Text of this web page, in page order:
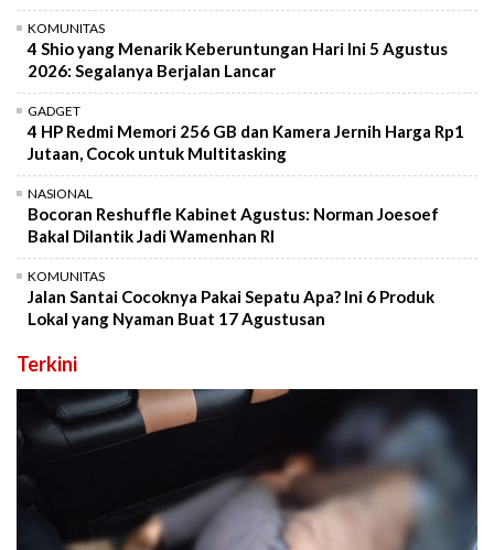
KOMUNITAS
4 Shio yang Menarik Keberuntungan Hari Ini 5 Agustus
2026: Segalanya Berjalan Lancar
GADGET
4 HP Redmi Memori 256 GB dan Kamera Jernih Harga Rp1
Jutaan, Cocok untuk Multitasking
NASIONAL
Bocoran Reshuffle Kabinet Agustus: Norman Joesoef
Bakal Dilantik Jadi Wamenhan RI
KOMUNITAS
Jalan Santai Cocoknya Pakai Sepatu Apa? Ini 6 Produk
Lokal yang Nyaman Buat 17 Agustusan
Terkini